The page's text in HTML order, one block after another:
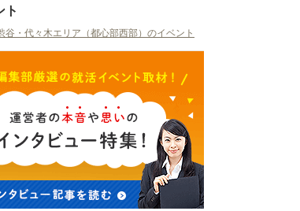
ト
谷・代々木エリア（都心部西部）のイベント